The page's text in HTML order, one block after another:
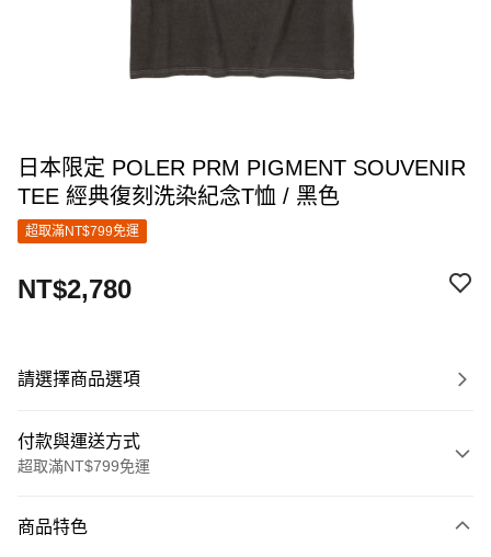
日本限定 POLER PRM PIGMENT SOUVENIR
TEE 經典復刻洗染紀念T恤 / 黑色
超取滿NT$799免運
NT$2,780
請選擇商品選項
付款與運送方式
超取滿NT$799免運
信用卡一次付款
商品特色